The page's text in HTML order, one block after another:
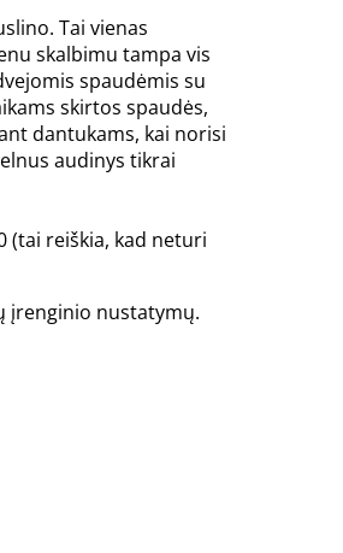
Tai vienas
skalbimu tampa vis
spaudėmis su
skirtos spaudės,
dantukams, kai norisi
audinys tikrai
(tai reiškia, kad neturi
įrenginio nustatymų.